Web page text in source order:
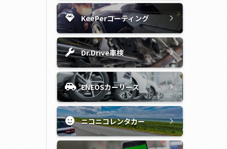
KeePerコーティング
Dr.Drive車検
ENEOSカーリース
ニコニコレンタカー